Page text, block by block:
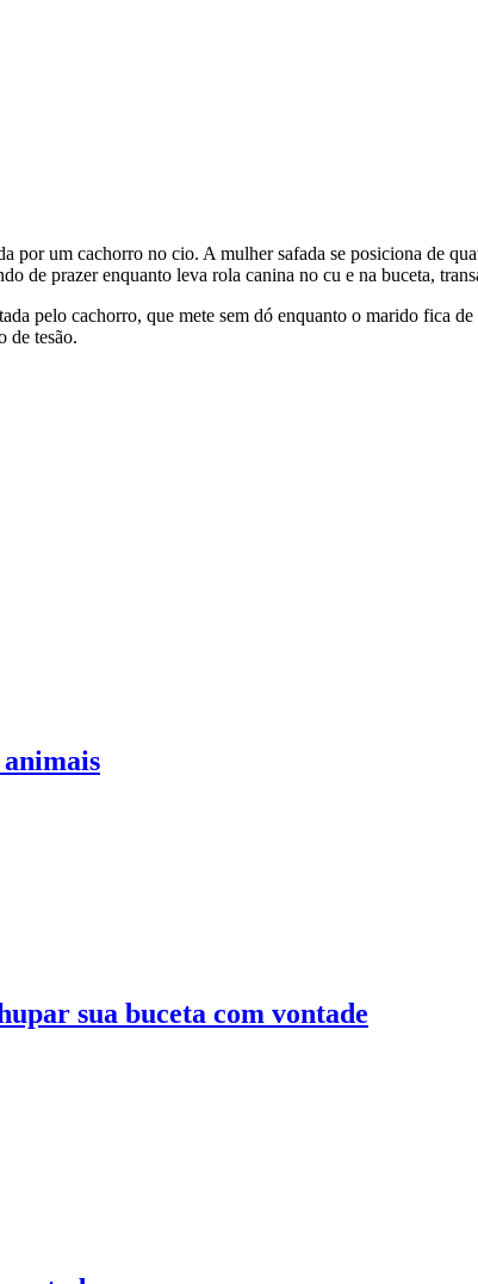
por um cachorro no cio. A mulher safada se posiciona de
de prazer enquanto leva rola canina no cu e na buceta,
pelo cachorro, que mete sem dó enquanto o marido fica
de tesão.
animais
sua buceta com vontade